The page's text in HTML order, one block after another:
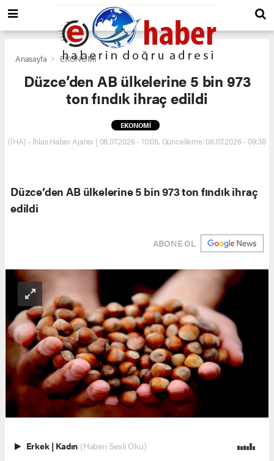
Anasayfa EKONOMİ
Düzce’den AB ülkelerine 5 bin 973
ton fındık ihraç edildi
EKONOMİ
(İHA) - İhlas Haber Ajansı | 08.07.2026 - 10:05, Güncelleme: 08.07.2026 - 09:38
Düzce’den AB ülkelerine 5 bin 973 ton fındık ihraç
edildi
ABONE OL
Erkek | Kadın (Haberi Sesli Oku)